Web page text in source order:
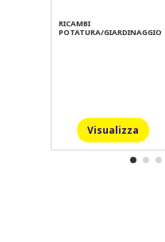
RICAMBI
POTATURA/GIARDINAGGIO
Visualizza